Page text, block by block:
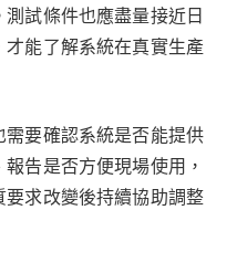
試條件也應盡量接近日
能了解系統在真實生產
要確認系統是否能提供
告是否方便現場使用，
求改變後持續協助調整